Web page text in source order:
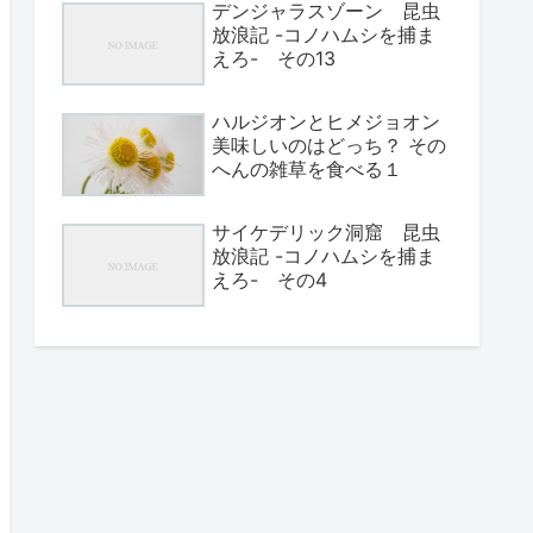
デンジャラスゾーン 昆虫
放浪記 -コノハムシを捕ま
えろ- その13
ハルジオンとヒメジョオン
美味しいのはどっち？ その
へんの雑草を食べる１
サイケデリック洞窟 昆虫
放浪記 -コノハムシを捕ま
えろ- その4